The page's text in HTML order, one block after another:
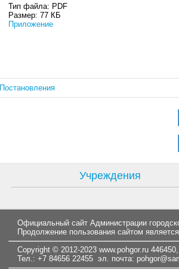
Тип файла: PDF
Размер: 77 КБ
Приложение
Постановления
Учреждения
Официальный сайт Администрации
Продолжение пользования сайтом
Copyright © 2012-2023 www.pohgor.ru
Тел.: +7 84656 22455 эл. почта: